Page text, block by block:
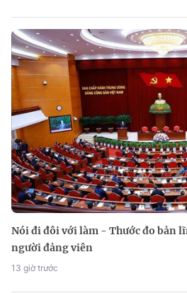
Nói đi đôi với làm - Thước đo bản
người đảng viên
13 giờ trước